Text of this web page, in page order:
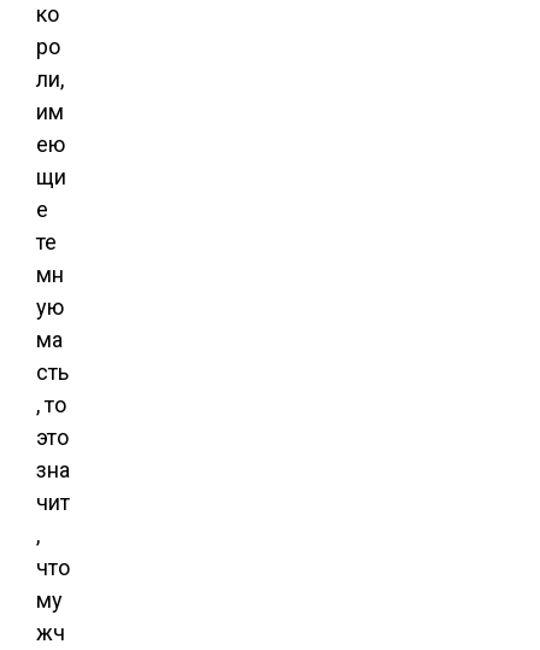
ко
ро
ли,
им
ею
щи
е
те
мн
ую
ма
сть
, то
это
зна
чит
,
что
му
жч